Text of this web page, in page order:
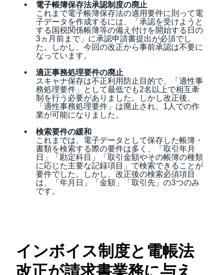
電子帳簿保存法承認制度の廃止
これまで電子帳簿保存法の適用要件に則って電
子データを作成するには、「承認を受けようと
する国税関係帳簿等の備え付けを開始する日の
3ヵ月前まで」に承認申請書提出が必須でし
た。しかし、今回の改正から事前承認は不要に
なっています。
適正事務処理要件の廃止
スキャナ保存は不正利用防止目的で、「適性事
務処理要件」として最低でも2名以上で相互牽
制を行う必要がありました。しかし改正後、
「適性事務処理要件」は廃止され、1人での作
業が可能になりました。
検索要件の緩和
これまでは、電子データとして保存した帳簿・
書類を検索する際の要件は多く、「取引年月
日」「勘定科目」「取引金額やその帳簿の種類
に応じた主要な記録項目」で検索できることが
要件でした。しかし、改正後の検索必須項目
は、「年月日」「金額」「取引先」の3つのみ
です。
インボイス制度と電帳法
改正が請求書業務に与え